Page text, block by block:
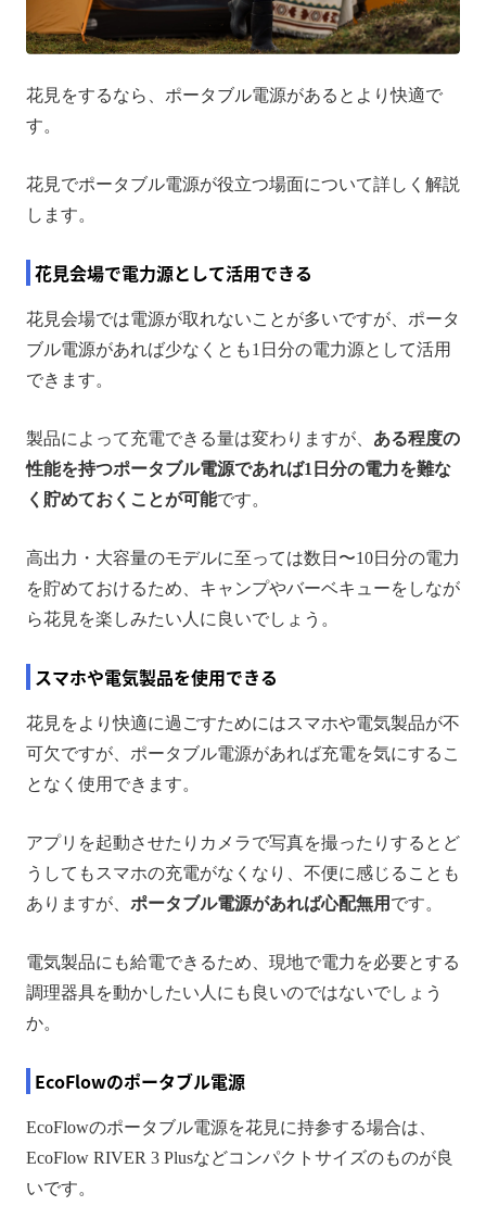
花見をするなら、ポータブル電源があるとより快適で
す。
花見でポータブル電源が役立つ場面について詳しく解説
します。
花見会場で電力源として活用できる
花見会場では電源が取れないことが多いですが、ポータ
ブル電源があれば少なくとも1日分の電力源として活用
できます。
製品によって充電できる量は変わりますが、 ある程度の
性能を持つポータブル電源であれば1日分の電力を難な
く貯めておくことが可能です。
高出力・大容量のモデルに至っては数日〜10日分の電力
を貯めておけるため、キャンプやバーベキューをしなが
ら花見を楽しみたい人に良いでしょう。
スマホや電気製品を使用できる
花見をより快適に過ごすためにはスマホや電気製品が不
可欠ですが、ポータブル電源があれば充電を気にするこ
となく使用できます。
アプリを起動させたりカメラで写真を撮ったりするとど
うしてもスマホの充電がなくなり、不便に感じることも
ありますが、 ポータブル電源があれば心配無用 です。
電気製品にも給電できるため、現地で電力を必要とする
調理器具を動かしたい人にも良いのではないでしょう
か。
EcoFlowのポータブル電源
EcoFlowのポータブル電源を花見に持参する場合は、
EcoFlow RIVER 3 Plusなどコンパクトサイズのものが良
いです。